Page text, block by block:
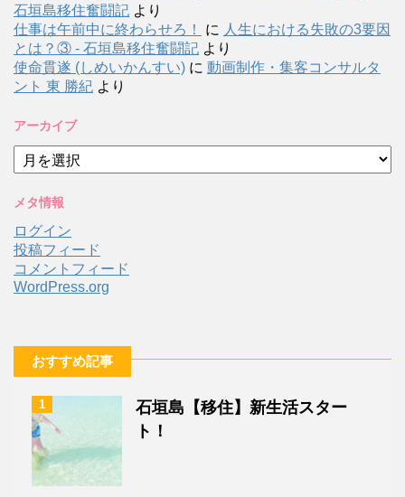
石垣島移住奮闘記 より
仕事は午前中に終わらせろ！
に 人生における失敗の3要因
とは？③ - 石垣島移住奮闘記 より
使命貫遂 (しめいかんすい) に 動画制作・集客コンサルタ
ント 東 勝紀 より
アーカイブ
ア
ー
イ
ブ
メタ情報
ログイン
投稿フィード
コメントフィード
WordPress.org
おすすめ記事
1
石垣島【移住】新生活スター
ト！